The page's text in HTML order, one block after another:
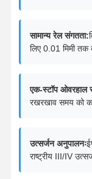
इंजन सिलेंडर हेड
डीजल इंजन
इंजन टर्बोचार्जर
सामान्य रेल संगतता:
लिए 0.01 मिमी तक
एक-स्टॉप ओवरहाल
रखरखाव समय को
उत्सर्जन अनुपालनः
राष्ट्रीय III/IV